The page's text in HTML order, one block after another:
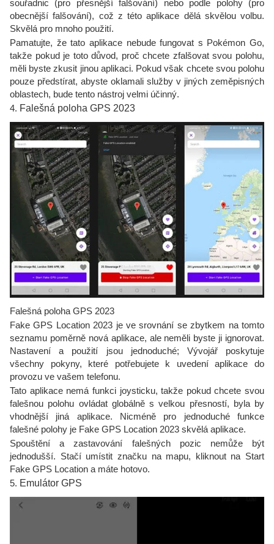
souřadnic (pro přesnější falšování) nebo podle polohy (pro
obecnější falšování), což z této aplikace dělá skvělou volbu.
Skvělá pro mnoho použití.
Pamatujte, že tato aplikace nebude fungovat s Pokémon Go,
takže pokud je toto důvod, proč chcete zfalšovat svou polohu,
měli byste zkusit jinou aplikaci. Pokud však chcete svou polohu
pouze předstírat, abyste oklamali služby v jiných zeměpisných
oblastech, bude tento nástroj velmi účinný.
4. Falešná poloha GPS 2023
Falešná poloha GPS 2023
Fake GPS Location 2023 je ve srovnání se zbytkem na tomto
seznamu poměrně nová aplikace, ale neměli byste ji ignorovat.
Nastavení a použití jsou jednoduché; Vývojář poskytuje
všechny pokyny, které potřebujete k uvedení aplikace do
provozu ve vašem telefonu.
Tato aplikace nemá funkci joysticku, takže pokud chcete svou
falešnou polohu ovládat globálně s velkou přesností, byla by
vhodnější jiná aplikace. Nicméně pro jednoduché funkce
falešné polohy je Fake GPS Location 2023 skvělá aplikace.
Spouštění a zastavování falešných pozic nemůže být
jednodušší. Stačí umístit značku na mapu, kliknout na Start
Fake GPS Location a máte hotovo.
5. Emulátor GPS